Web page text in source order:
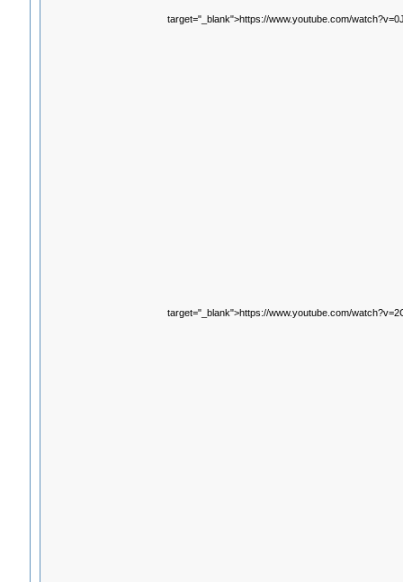
target="_blank">https://www.youtube.com/
target="_blank">https://www.youtube.com/